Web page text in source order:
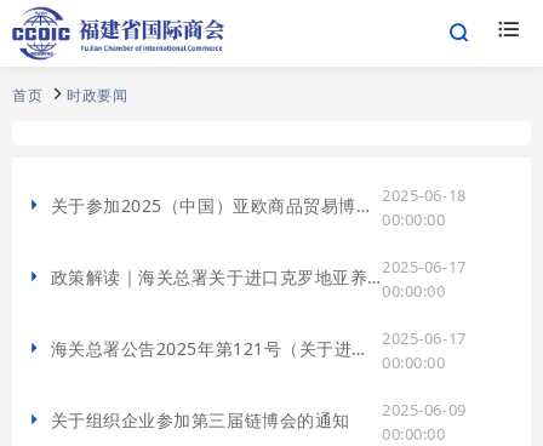
首页 时政要闻
关于参加2025（中国）亚欧商品贸易博览会的通知
2025-06-18
00:00:00
政策解读｜海关总署关于进口克罗地亚养殖水产品检验检疫和卫生要求的公告
2025-06-17
00:00:00
海关总署公告2025年第121号（关于进口克罗地亚养殖水产品检验检疫和卫生要求的公告）
2025-06-17
00:00:00
关于组织企业参加第三届链博会的通知
2025-06-09
00:00:00